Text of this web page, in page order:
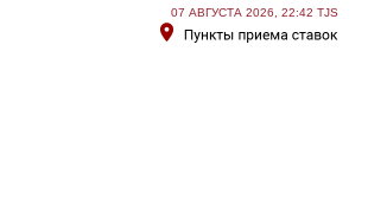
07 АВГУСТА 2026, 22:42 TJS